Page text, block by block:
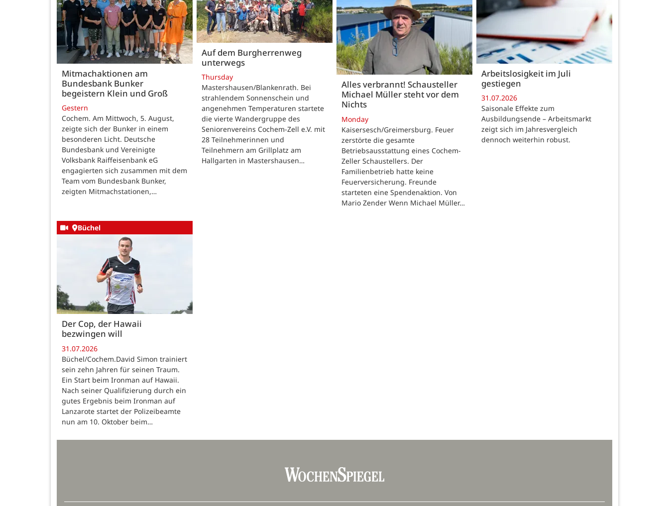
Mitmachaktionen am
Bundesbank Bunker
begeistern Klein und Groß
Gestern
Cochem. Am Mittwoch, 5. August,
zeigte sich der Bunker in einem
besonderen Licht. Deutsche
Bundesbank und Vereinigte
Volksbank Raiffeisenbank eG
engagierten sich zusammen mit dem
Team vom Bundesbank Bunker,
zeigten Mitmachstationen,…
Auf dem Burgherrenweg
unterwegs
Thursday
Mastershausen/Blankenrath. Bei
strahlendem Sonnenschein und
angenehmen Temperaturen startete
die vierte Wandergruppe des
Seniorenvereins Cochem-Zell e.V. mit
28 Teilnehmerinnen und
Teilnehmern am Grillplatz am
Hallgarten in Mastershausen…
Alles verbrannt! Schausteller
Michael Müller steht vor dem
Nichts
Monday
Kaisersesch/Greimersburg. Feuer
zerstörte die gesamte
Betriebsausstattung eines Cochem-
Zeller Schaustellers. Der
Familienbetrieb hatte keine
Feuerversicherung. Freunde
starteten eine Spendenaktion. Von
Mario Zender Wenn Michael Müller…
Arbeitslosigkeit im Juli
gestiegen
31.07.2026
Saisonale Effekte zum
Ausbildungsende – Arbeitsmarkt
zeigt sich im Jahresvergleich
dennoch weiterhin robust.
Büchel
Der Cop, der Hawaii
bezwingen will
31.07.2026
Büchel/Cochem.David Simon trainiert
sein zehn Jahren für seinen Traum.
Ein Start beim Ironman auf Hawaii.
Nach seiner Qualifizierung durch ein
gutes Ergebnis beim Ironman auf
Lanzarote startet der Polizeibeamte
nun am 10. Oktober beim…